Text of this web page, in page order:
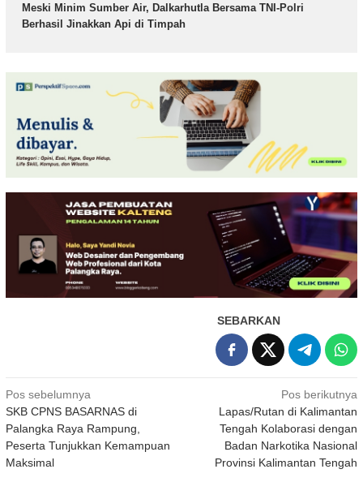
Meski Minim Sumber Air, Dalkarhutla Bersama TNI-Polri
Berhasil Jinakkan Api di Timpah
SEBARKAN
Navigasi
pos
Pos sebelumnya
SKB CPNS BASARNAS di
Palangka Raya Rampung,
Peserta Tunjukkan Kemampuan
Maksimal
Pos berikutnya
Lapas/Rutan di Kalimantan
Tengah Kolaborasi dengan
Badan Narkotika Nasional
Provinsi Kalimantan Tengah